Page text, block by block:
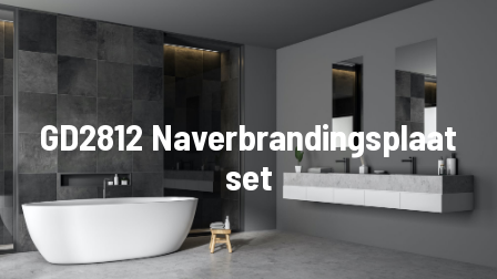
GD2812 Naverbrandingsplaat
set